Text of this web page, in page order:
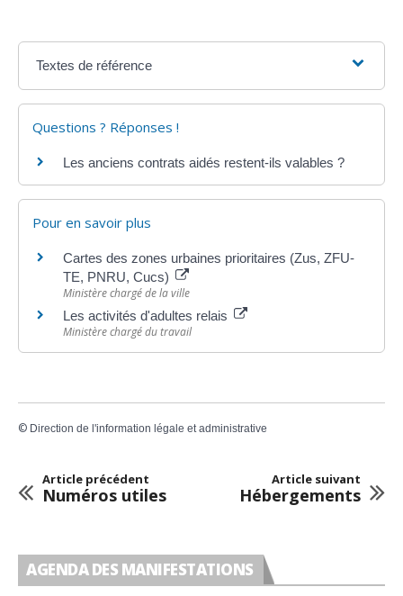
Textes de référence
Questions ? Réponses !
Les anciens contrats aidés restent-ils valables ?
Pour en savoir plus
Cartes des zones urbaines prioritaires (Zus, ZFU-
TE, PNRU, Cucs)
Ministère chargé de la ville
Les activités d'adultes relais
Ministère chargé du travail
© Direction de l'information légale et administrative
Article précédent
Numéros utiles
Article suivant
Hébergements
AGENDA DES MANIFESTATIONS